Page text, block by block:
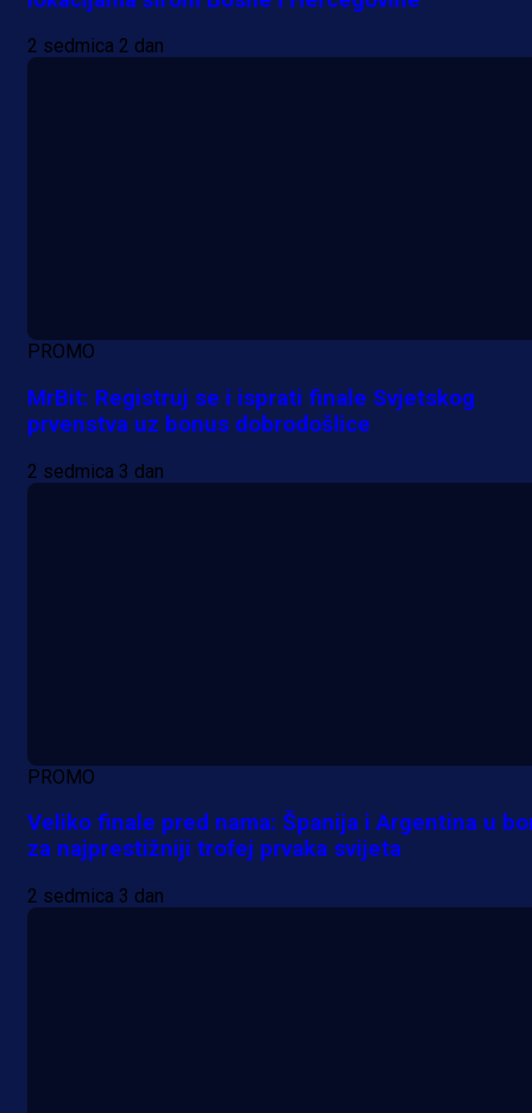
2 sedmica 2 dan
PROMO
MrBit: Registruj se i isprati finale Svjetskog
prvenstva uz bonus dobrodošlice
2 sedmica 3 dan
PROMO
Veliko finale pred nama: Španija i Argentina u
za najprestižniji trofej prvaka svijeta
2 sedmica 3 dan